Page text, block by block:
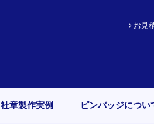
お見
社章製作実例 ピンバッジについ